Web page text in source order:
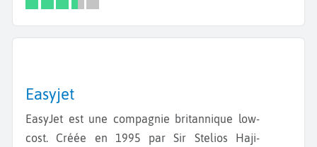
Easyjet
EasyJet est une compagnie britannique low-
cost. Créée en 1995 par Sir Stelios Haji-